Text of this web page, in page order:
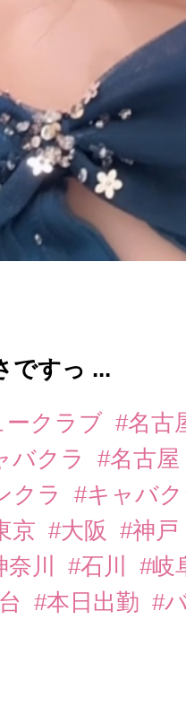
ですっ ...
ークラブ #名古
バクラ
#名古屋
クラ
#キャバ
京 #大阪
#神戸
奈川 #石川
#岐
#本日出勤 #